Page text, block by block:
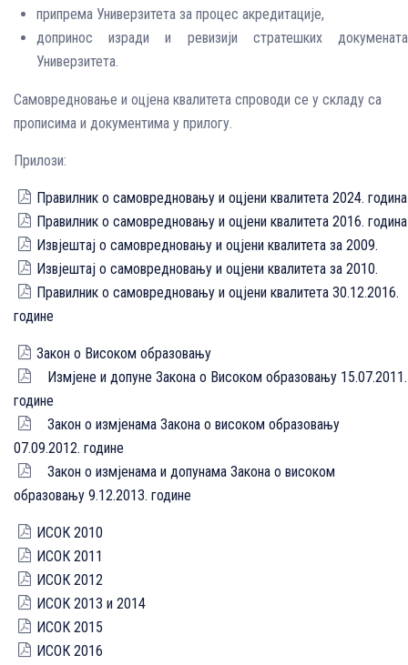
припрема Универзитета за процес акредитације,
допринос изради и ревизији стратешких докумената
Универзитета.
Самовредновање и оцјена квалитета спроводи се у складу ca
прописима и документима у прилогу.
Прилози:
Правилник о самовредновању и оцјени квалитета 2024. година
Правилник о самовредновању и оцјени квалитета 2016. година
Извјештај о самовредновању и оцјени квалитета за 2009.
Извјештај о самовредновању и оцјени квалитета за 2010.
Правилник о самовредновању и оцјени квалитета 30.12.2016.
године
Закон о Високом образовању
Измјене и допуне Закона о Високом образовању 15.07.2011.
године
Закон о измјенама Закона о високом образовању
07.09.2012. године
Закон о измјенама и допунама Закона о високом
образовању 9.12.2013. године
ИСОК 2010
ИСОК 2011
ИСОК 2012
ИСОК 2013 и 2014
ИСОК 2015
ИСОК 2016